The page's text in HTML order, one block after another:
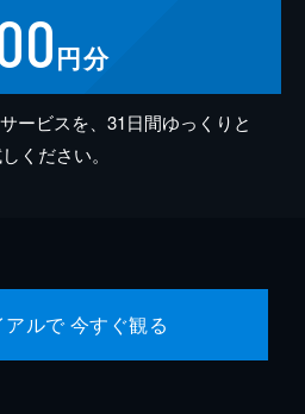
円分
ービスを、31日間ゆっくりと
ください。
ルで 今すぐ観る